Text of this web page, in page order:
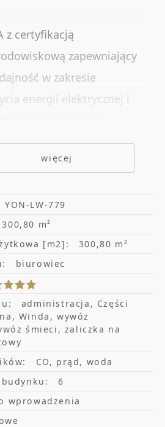
z certyfikacją
zapewniający
w zakresie
energii elektrycznej i
w postaci
gwarantuje
z głównych węzłów
zapewnia dogodną
Trójmiasta oraz dostęp
usług
przestronne lobby
dla rowerzystów –
więcej
YON-LW-779
300,80 m²
[m2]:
300,80 m²
biurowiec
administracja, Części
Winda, wywóz
śmieci, zaliczka na
CO, prąd, woda
6
wprowadzenia